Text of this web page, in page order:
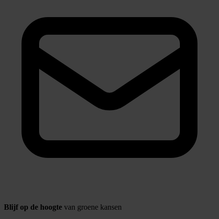
Blijf op de hoogte van groene kansen